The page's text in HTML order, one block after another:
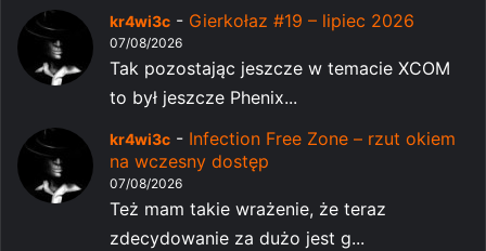
kr4wi3c - Gierkołaz #19 – lipiec 2026
07/08/2026
Tak pozostając jeszcze w temacie XCOM
to był jeszcze Phenix...
kr4wi3c - Infection Free Zone – rzut okiem
na wczesny dostęp
07/08/2026
Też mam takie wrażenie, że teraz
zdecydowanie za dużo jest g...